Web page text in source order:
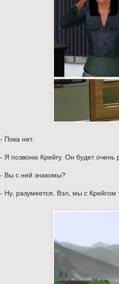
- Пока нет.
- Я позвоню Крейгу. Он будет очень
- Вы с ней знакомы?
- Ну, разумеется. Вэл, мы с Крейгом